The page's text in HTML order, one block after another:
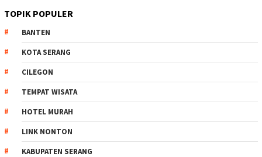
TOPIK POPULER
BANTEN
KOTA SERANG
CILEGON
TEMPAT WISATA
HOTEL MURAH
LINK NONTON
KABUPATEN SERANG